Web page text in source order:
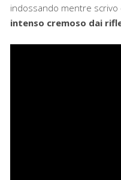
indossando mentre
intenso cremoso dai